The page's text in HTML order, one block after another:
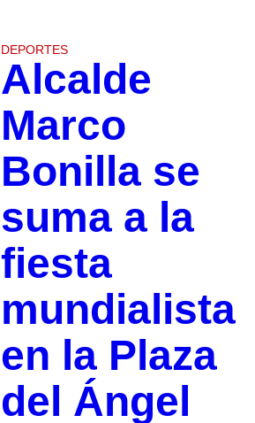
DEPORTES
Alcalde
Marco
Bonilla se
suma a la
fiesta
mundialista
en la Plaza
del Ángel